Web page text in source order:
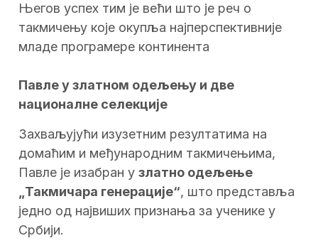
Његов успех тим је већи што је реч о
такмичењу које окупља најперспективније
младе програмере континента
Павле у златном одељењу и две
националне селекције
Захваљујући изузетним резултатима на
домаћим и међународним такмичењима,
Павле је изабран у златно одељење
„Такмичара генерације“, што представља
једно од највиших признања за ученике у
Србији.